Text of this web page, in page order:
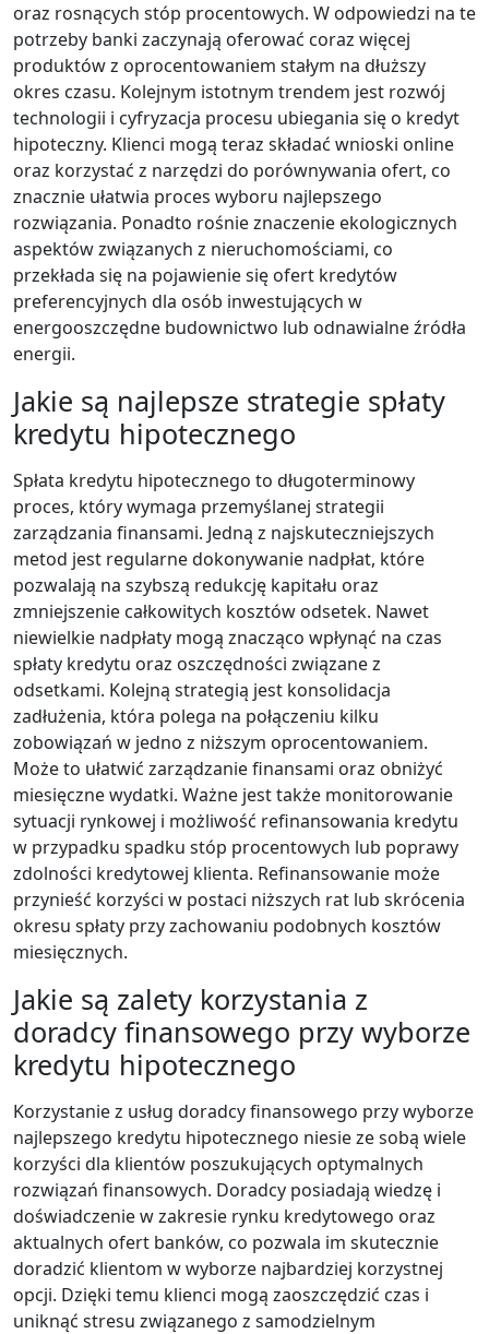
oraz rosnących stóp procentowych. W odpowiedzi na te
potrzeby banki zaczynają oferować coraz więcej
produktów z oprocentowaniem stałym na dłuższy
okres czasu. Kolejnym istotnym trendem jest rozwój
technologii i cyfryzacja procesu ubiegania się o kredyt
hipoteczny. Klienci mogą teraz składać wnioski online
oraz korzystać z narzędzi do porównywania ofert, co
znacznie ułatwia proces wyboru najlepszego
rozwiązania. Ponadto rośnie znaczenie ekologicznych
aspektów związanych z nieruchomościami, co
przekłada się na pojawienie się ofert kredytów
preferencyjnych dla osób inwestujących w
energooszczędne budownictwo lub odnawialne źródła
energii.
Jakie są najlepsze strategie spłaty
kredytu hipotecznego
Spłata kredytu hipotecznego to długoterminowy
proces, który wymaga przemyślanej strategii
zarządzania finansami. Jedną z najskuteczniejszych
metod jest regularne dokonywanie nadpłat, które
pozwalają na szybszą redukcję kapitału oraz
zmniejszenie całkowitych kosztów odsetek. Nawet
niewielkie nadpłaty mogą znacząco wpłynąć na czas
spłaty kredytu oraz oszczędności związane z
odsetkami. Kolejną strategią jest konsolidacja
zadłużenia, która polega na połączeniu kilku
zobowiązań w jedno z niższym oprocentowaniem.
Może to ułatwić zarządzanie finansami oraz obniżyć
miesięczne wydatki. Ważne jest także monitorowanie
sytuacji rynkowej i możliwość refinansowania kredytu
w przypadku spadku stóp procentowych lub poprawy
zdolności kredytowej klienta. Refinansowanie może
przynieść korzyści w postaci niższych rat lub skrócenia
okresu spłaty przy zachowaniu podobnych kosztów
miesięcznych.
Jakie są zalety korzystania z
doradcy finansowego przy wyborze
kredytu hipotecznego
Korzystanie z usług doradcy finansowego przy wyborze
najlepszego kredytu hipotecznego niesie ze sobą wiele
korzyści dla klientów poszukujących optymalnych
rozwiązań finansowych. Doradcy posiadają wiedzę i
doświadczenie w zakresie rynku kredytowego oraz
aktualnych ofert banków, co pozwala im skutecznie
doradzić klientom w wyborze najbardziej korzystnej
opcji. Dzięki temu klienci mogą zaoszczędzić czas i
uniknąć stresu związanego z samodzielnym